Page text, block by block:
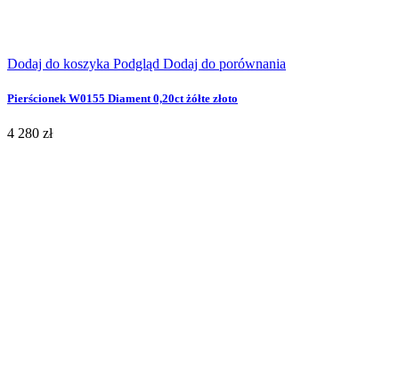
Dodaj do koszyka Podgląd Dodaj do porównania
Pierścionek W0155 Diament 0,20ct żółte złoto
4 280 zł